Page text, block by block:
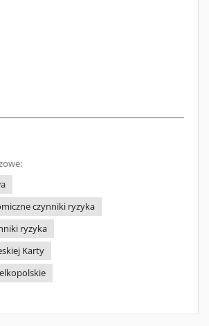
czynniki ryzyka
ryzyka
Karty